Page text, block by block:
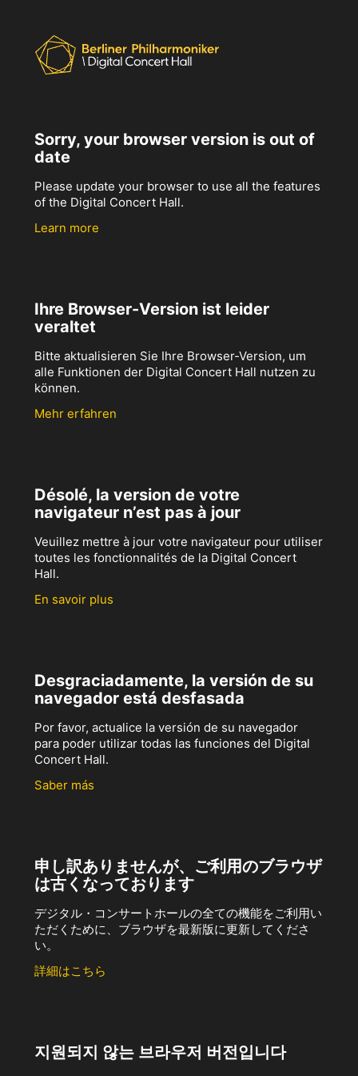
Sorry, your browser version is out of
date
Please update your browser to use all the features
of the Digital Concert Hall.
Learn more
Ihre Browser-Version ist leider
veraltet
Bitte aktualisieren Sie Ihre Browser-Version, um
alle Funktionen der Digital Concert Hall nutzen zu
können.
Mehr erfahren
Désolé, la version de votre
navigateur n’est pas à jour
Veuillez mettre à jour votre navigateur pour utiliser
toutes les fonctionnalités de la Digital Concert
Hall.
En savoir plus
Desgraciadamente, la versión de su
navegador está desfasada
Por favor, actualice la versión de su navegador
para poder utilizar todas las funciones del Digital
Concert Hall.
Saber más
申し訳ありませんが、ご利用のブラウザ
は古くなっております
デジタル・コンサートホールの全ての機能をご利用い
ただくために、ブラウザを最新版に更新してくださ
い。
詳細はこちら
지원되지 않는 브라우저 버전입니다